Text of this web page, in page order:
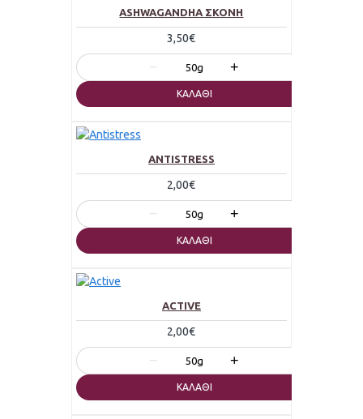
ASHWAGANDHA ΣΚΌΝΗ
3,50€
− 50g +
ΚΑΛΆΘΙ
ANTISTRESS
2,00€
− 50g +
ΚΑΛΆΘΙ
ACTIVE
2,00€
− 50g +
ΚΑΛΆΘΙ